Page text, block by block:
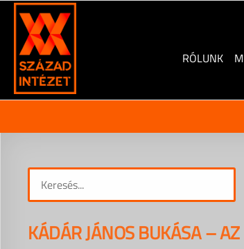
Skip
content
RÓLUNK
KÁDÁR JÁNOS BUKÁSA –